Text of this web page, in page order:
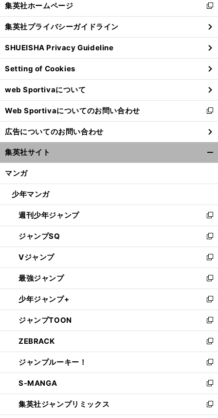
】 ・ 【
J
】
！
閉
る
集英社ホームページ
新
し
い
ウ
ィ
ン
ド
ウ
で
開
く
集英社プライバシーガイドライン
SHUEISHA Privacy Guideline
Setting of Cookies
web Sportivaについて
Web Sportivaについてのお問い合わせ
新
し
い
ウ
ィ
ン
ウ
開
く
広告についてのお問い合わせ
集英社サイト
マンガ
少年マンガ
週刊少年ジャンプ
新
し
い
ウ
ィ
ン
ド
ウ
で
開
く
ジャンプSQ
新
し
い
ウ
ィ
ン
ド
ウ
で
開
く
Vジャンプ
新
し
い
ウ
ィ
ン
ド
ウ
で
開
く
最強ジャンプ
新
し
い
ウ
ィ
ン
ド
ウ
で
開
く
少年ジャンプ+
新
し
い
ウ
ィ
ン
ド
ウ
で
開
く
ジャンプTOON
新
し
い
ウ
ィ
ン
ド
ウ
で
開
ZEBRACK
新
し
い
ウ
ィ
ン
ド
ウ
ジャンプルーキー！
新
し
い
ウ
ィ
ン
S-MANGA
新
し
い
ウ
集英社ジャンプリミックス
新
し